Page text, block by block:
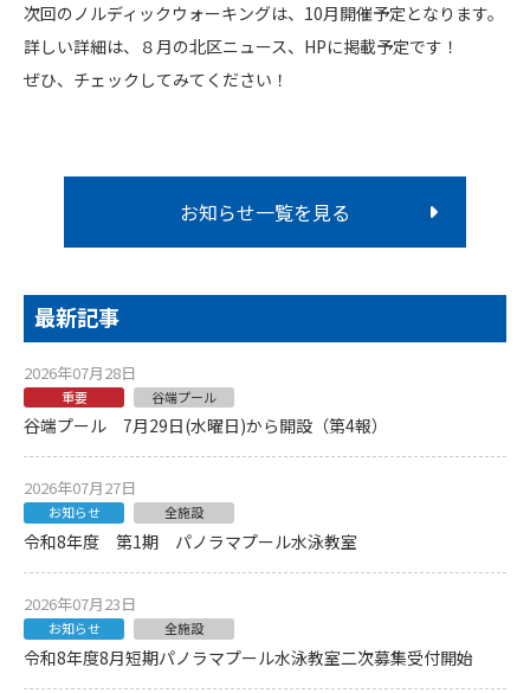
次回のノルディックウォーキングは、10月開催予定となります。
詳しい詳細は、８月の北区ニュース、HPに掲載予定です！
ぜひ、チェックしてみてください！
お知らせ一覧を見る
最新記事
2026年07月28日
重要 谷端プール
谷端プール 7月29日(水曜日)から開設（第4報）
2026年07月27日
お知らせ 全施設
令和8年度 第1期 パノラマプール水泳教室
2026年07月23日
お知らせ 全施設
令和8年度8月短期パノラマプール水泳教室二次募集受付開始